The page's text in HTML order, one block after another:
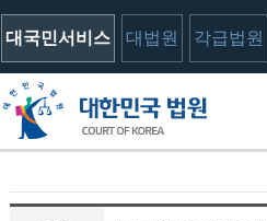
대국민서비스 대법원 각급법원